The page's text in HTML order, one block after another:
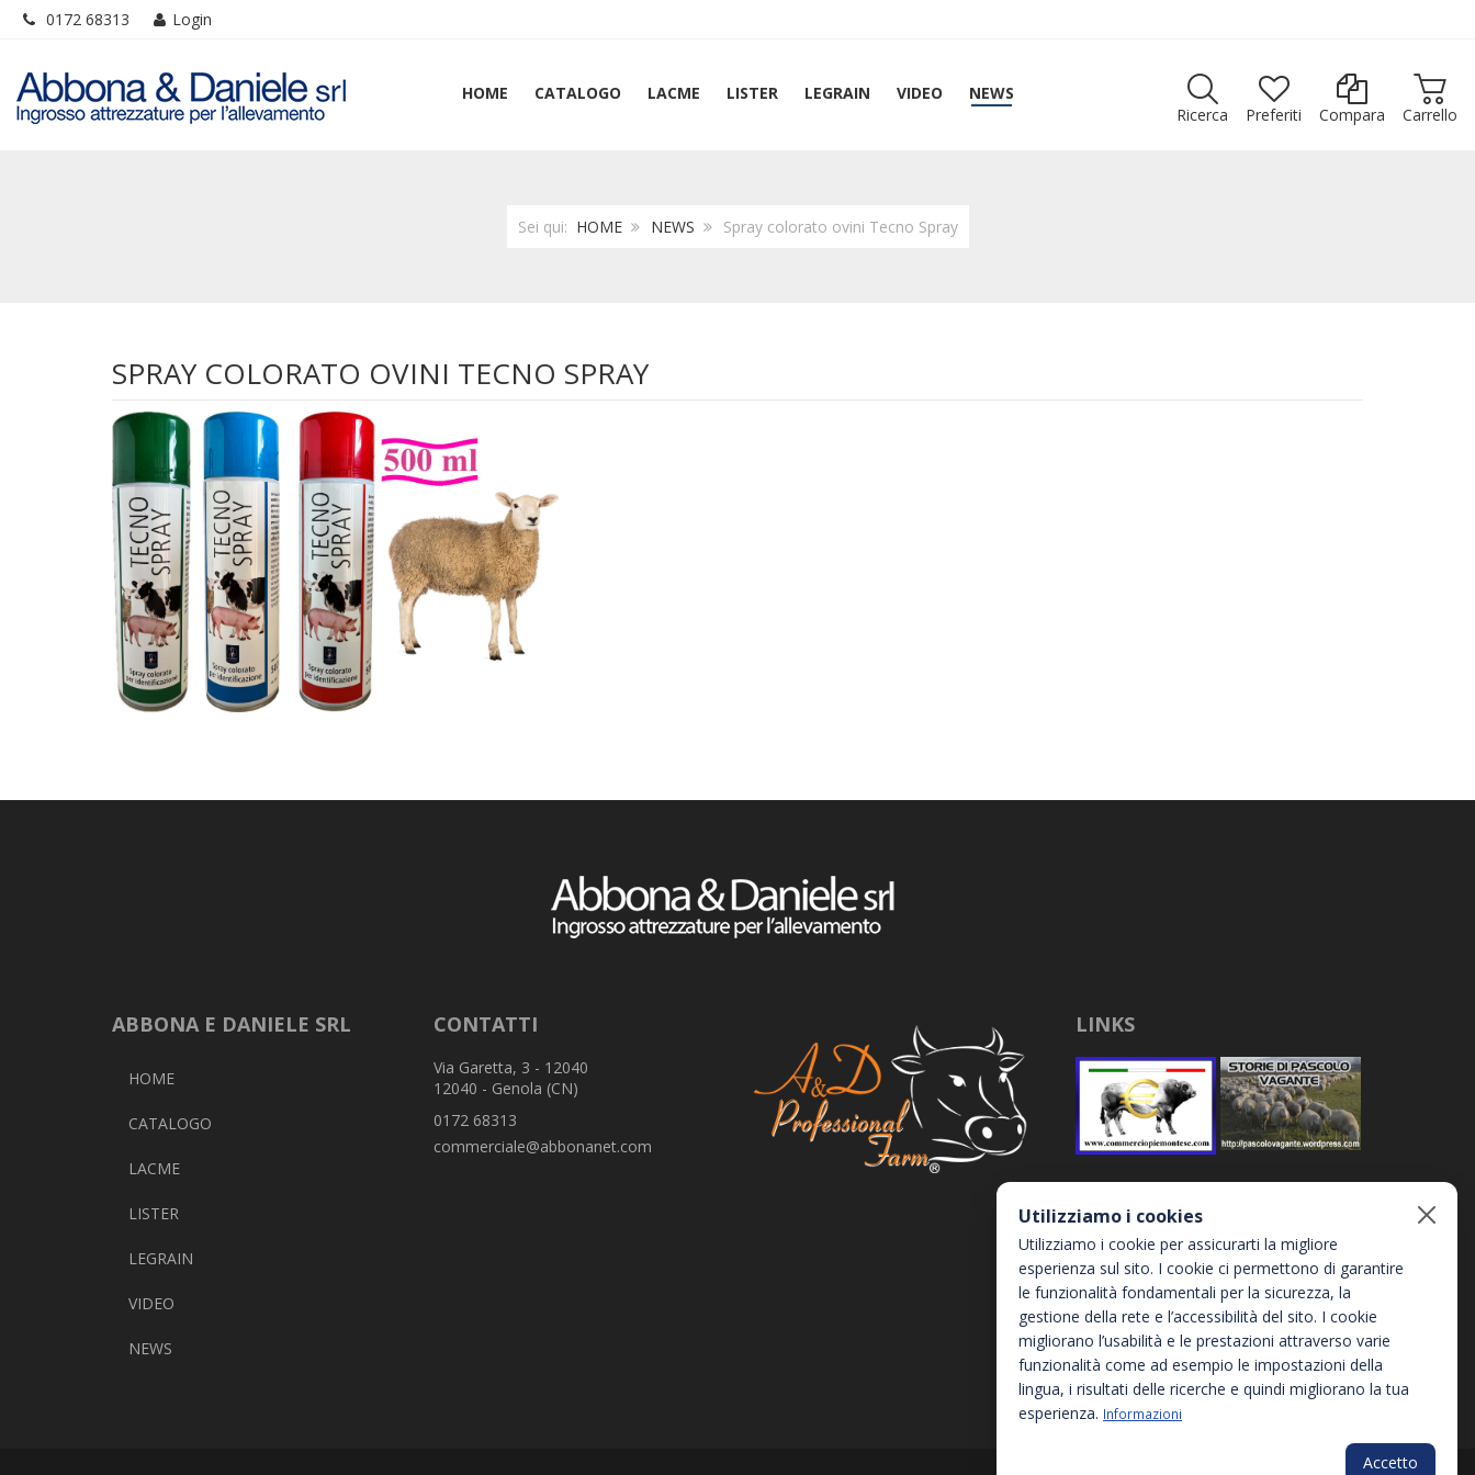
0172 68313 Login
HOME CATALOGO LACME LISTER LEGRAIN VIDEO
NEWS
Ricerca
Preferiti Compara Carrello
Sei qui: HOME NEWS Spray colorato ovini Tecno Spray
SPRAY COLORATO OVINI TECNO SPRAY
ABBONA E DANIELE SRL
HOME
CATALOGO
LACME
LISTER
LEGRAIN
VIDEO
NEWS
CONTATTI
Via Garetta, 3 - 12040
12040 - Genola (CN)
0172 68313
commerciale@abbonanet.com
LINKS
Utilizziamo i cookies
Utilizziamo i cookie per assicurarti la migliore
esperienza sul sito. I cookie ci permettono di garantire
le funzionalità fondamentali per la sicurezza, la
gestione della rete e l’accessibilità del sito. I cookie
migliorano l’usabilità e le prestazioni attraverso varie
funzionalità come ad esempio le impostazioni della
lingua, i risultati delle ricerche e quindi migliorano la tua
esperienza. Informazioni
Accetto